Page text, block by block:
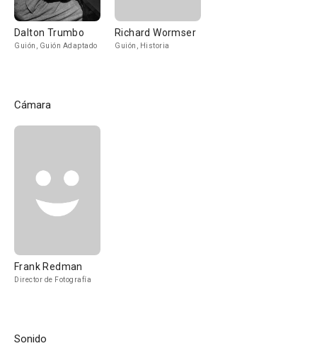
Dalton Trumbo
Guión, Guión Adaptado
Richard Wormser
Guión, Historia
Cámara
Frank Redman
Director de Fotografía
Sonido